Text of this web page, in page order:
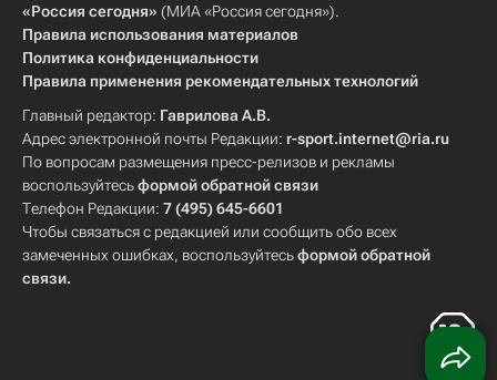
«Россия сегодня» (МИА «Россия сегодня»).
Правила использования материалов
Политика конфиденциальности
Правила применения рекомендательных технологий
Главный редактор: Гаврилова А.В.
Адрес электронной почты Редакции: r-sport.internet@ria.ru
По вопросам размещения пресс-релизов и рекламы
воспользуйтесьформой обратной связи
Телефон Редакции: 7 (495) 645-6601
Чтобы связаться с редакцией или сообщить обо всех
замеченных ошибках, воспользуйтесьформой обратной
связи.